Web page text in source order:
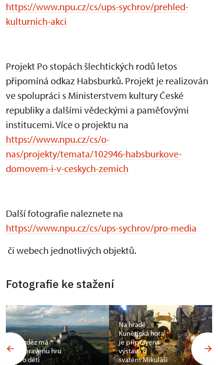
https://www.npu.cz/cs/ups-sychrov/prehled-
kulturnich-akci
Projekt Po stopách šlechtických rodů letos
připomíná odkaz Habsburků. Projekt je realizován
ve spolupráci s Ministerstvem kultury České
republiky a dalšími vědeckými a paměťovými
institucemi. Více o projektu na
https://www.npu.cz/cs/o-
nas/projekty/temata/102946-habsburkove-
domovem-i-v-ceskych-zemich
Další fotografie naleznete na
https://www.npu.cz/cs/ups-sychrov/pro-media
či webech jednotlivých objektů.
Fotografie ke stažení
Bezděz má
připravenu hru
pro děti
Na hradě
Kunětická hora
je připravena
výstava o
svatém Mikuláši